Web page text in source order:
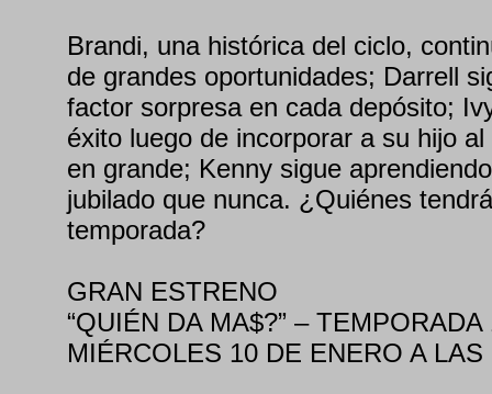
Brandi, una histórica del ciclo,
de grandes oportunidades; Darrell
factor sorpresa en cada depósito;
éxito luego de incorporar a su hijo
en grande; Kenny sigue
jubilado que nunca. ¿Quiénes
temporada?
GRAN ESTRENO
“QUIÉN DA MA$?” – TEMPORADA
MIÉRCOLES 10 DE ENERO A